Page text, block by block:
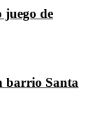
juego de
barrio Santa